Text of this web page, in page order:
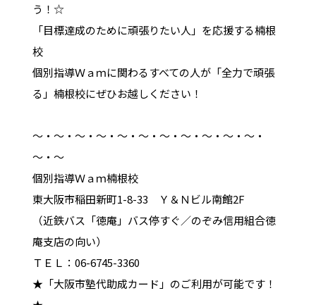
う！☆
「目標達成のために頑張りたい人」を応援する楠根
校
個別指導Ｗａｍに関わるすべての人が「全力で頑張
る」楠根校にぜひお越しください！
～・～・～・～・～・～・～・～・～・～・～・
～・～
個別指導Ｗａｍ楠根校
東大阪市稲田新町1-8-33 Ｙ＆Ｎビル南館2F
（近鉄バス「徳庵」バス停すぐ／のぞみ信用組合徳
庵支店の向い）
ＴＥＬ：06-6745-3360
★「大阪市塾代助成カード」のご利用が可能です！